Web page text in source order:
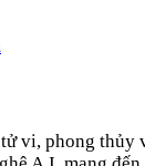
vi, phong thủy